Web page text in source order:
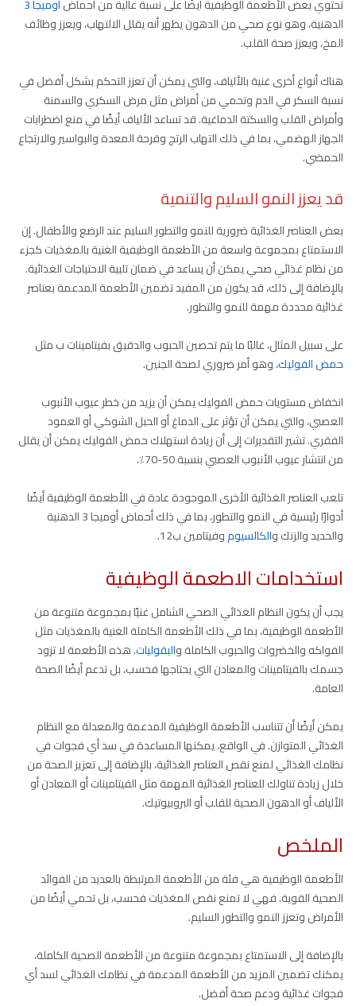
تحتوي بعض الأطعمة الوظيفية أيضًا على نسبة عالية من أحماضأوميجا 3
الدهنية، وهو نوع صحي من الدهون يظهر أنه يقلل الالتهاب، ويعزز وظائف
المخ، ويعزز صحة القلب.
هناك أنواع أخرى غنية بالألياف، والتي يمكن أن تعزز التحكم بشكل أفضل في
نسبة السكر في الدم وتحمي من أمراض مثل مرض السكري والسمنة
وأمراض القلب والسكتة الدماغية. قد تساعد الألياف أيضًا في منع اضطرابات
الجهاز الهضمي، بما في ذلك التهاب الرتج وقرحة المعدة والبواسير والارتجاع
الحمضي.
قد يعزز النمو السليم والتنمية
بعض العناصر الغذائية ضرورية للنمو والتطور السليم عند الرضع والأطفال. إن
الاستمتاع بمجموعة واسعة من الأطعمة الوظيفية الغنية بالمغذيات كجزء
من نظام غذائي صحي يمكن أن يساعد في ضمان تلبية الاحتياجات الغذائية.
بالإضافة إلى ذلك، قد يكون من المفيد تضمين الأطعمة المدعمة بعناصر
غذائية محددة مهمة للنمو والتطور.
على سبيل المثال، غالبًا ما يتم تحصين الحبوب والدقيق بفيتامينات ب مثل
حمض الفوليك، وهو أمر ضروري لصحة الجنين.
انخفاض مستويات حمض الفوليك يمكن أن يزيد من خطر عيوب الأنبوب
العصبي، والتي يمكن أن تؤثر على الدماغ أو الحبل الشوكي أو العمود
الفقري. تشير التقديرات إلى أن زيادة استهلاك حمض الفوليك يمكن أن يقلل
من انتشار عيوب الأنبوب العصبي بنسبة 50-70٪.
تلعب العناصر الغذائية الأخرى الموجودة عادة في الأطعمة الوظيفية أيضًا
أدوارًا رئيسية في النمو والتطور، بما في ذلك أحماض أوميجا 3 الدهنية
والحديد والزنك والكالسيوموفيتامين ب12.
استخدامات الاطعمة الوظيفية
يجب أن يكون النظام الغذائي الصحي الشامل غنيًا بمجموعة متنوعة من
الأطعمة الوظيفية، بما في ذلك الأطعمة الكاملة الغنية بالمغذيات مثل
الفواكه والخضروات والحبوب الكاملة والبقوليات. هذه الأطعمة لا تزود
جسمك بالفيتامينات والمعادن التي يحتاجها فحسب، بل تدعم أيضًا الصحة
العامة.
يمكن أيضًا أن تتناسب الأطعمة الوظيفية المدعمة والمعدلة مع النظام
الغذائي المتوازن. في الواقع، يمكنها المساعدة في سد أي فجوات في
نظامك الغذائي لمنع نقص العناصر الغذائية، بالإضافة إلى تعزيز الصحة من
خلال زيادة تناولك للعناصر الغذائية المهمة مثل الفيتامينات أو المعادن أو
الألياف أو الدهون الصحية للقلب أو البروبيوتيك.
الملخص
الأطعمة الوظيفية هي فئة من الأطعمة المرتبطة بالعديد من الفوائد
الصحية القوية. فهي لا تمنع نقص المغذيات فحسب، بل تحمي أيضًا من
الأمراض وتعزز النمو والتطور السليم.
بالإضافة إلى الاستمتاع بمجموعة متنوعة من الأطعمة الصحية الكاملة،
يمكنك تضمين المزيد من الأطعمة المدعمة في نظامك الغذائي لسد أي
فجوات غذائية ودعم صحة أفضل.